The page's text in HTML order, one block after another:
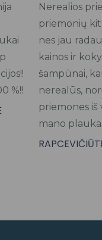
%!!
Nerealios
priemonių
nes jau
kainos ir
šampūnai,
nerealūs,
priemones
mano